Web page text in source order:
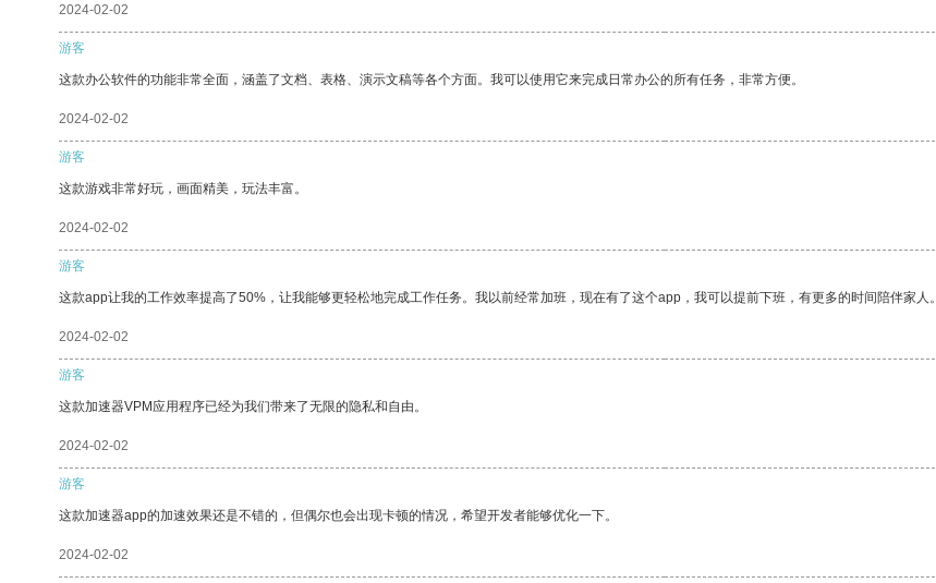
2024-02-02
游客
这款办公软件的功能非常全面，涵盖了文档、表格、演示文稿等各个方面。我可以使用它来完成日常办公的所有任务，非常方便。
2024-02-02
游客
这款游戏非常好玩，画面精美，玩法丰富。
2024-02-02
游客
这款app让我的工作效率提高了50%，让我能够更轻松地完成工作任务。我以前经常加班，现在有了这个app，我可以提前下班，有更多的时间陪伴家人。
2024-02-02
游客
这款加速器VPM应用程序已经为我们带来了无限的隐私和自由。
2024-02-02
游客
这款加速器app的加速效果还是不错的，但偶尔也会出现卡顿的情况，希望开发者能够优化一下。
2024-02-02